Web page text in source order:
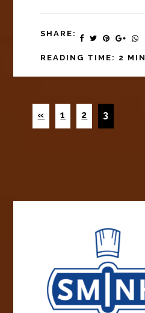
SHARE:
READING TIME: 2 MIN
« 1 2 3